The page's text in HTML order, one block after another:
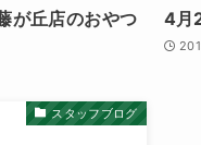
が丘店のおやつ 4月
スタッフブログ